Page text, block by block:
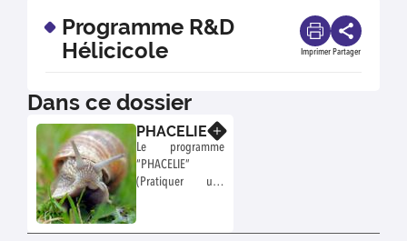
Programme R&D
Hélicicole
Imprimer Partager
Dans ce dossier
PHACELIE
Le programme
“PHACELIE”
(Pratiquer une
changements